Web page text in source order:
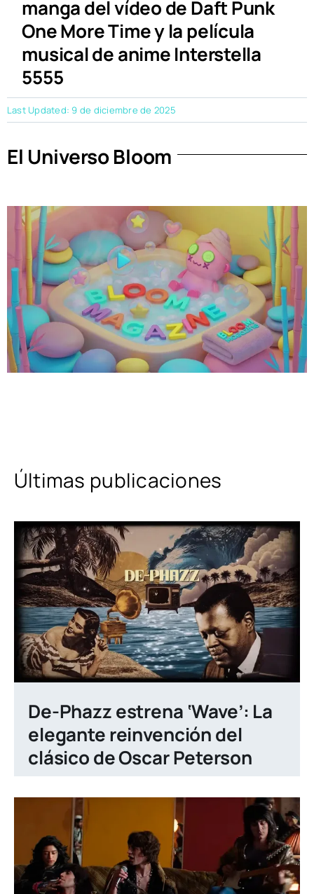
manga del vídeo de Daft Punk
One More Time y la película
musical de anime Interstella
5555
Last Updated: 9 de diciembre de 2025
El Universo Bloom
Últimas publicaciones
De-Phazz estrena ‘Wave’: La
elegante reinvención del
clásico de Oscar Peterson